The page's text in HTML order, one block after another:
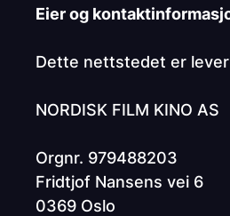
Eier og
Dette nettstedet er
NORDISK FILM KINO AS
Orgnr. 979488203
Fridtjof Nansens vei 6
0369 Oslo